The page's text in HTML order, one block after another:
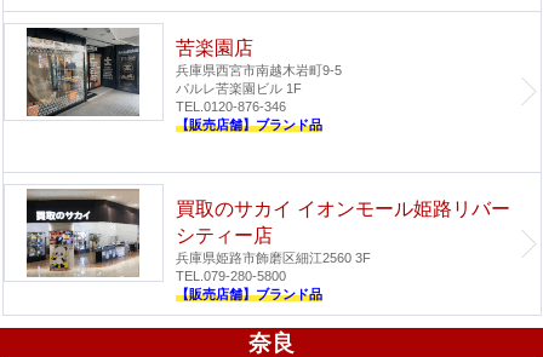
苦楽園店
兵庫県西宮市南越木岩町9-5
パルレ苦楽園ビル 1F
TEL.0120-876-346
【販売店舗】ブランド品
買取のサカイ イオンモール姫路リバー
シティー店
兵庫県姫路市飾磨区細江2560 3F
TEL.079-280-5800
【販売店舗】ブランド品
奈良